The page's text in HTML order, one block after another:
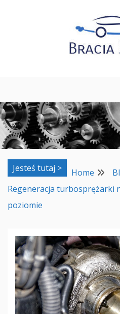
Jesteś tutaj > Home
Regeneracja turbosprężarki
poziomie